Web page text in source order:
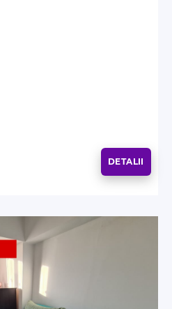
DETALII